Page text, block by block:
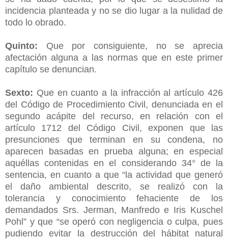
incidencia planteada y no se dio lugar a la nulidad de
todo lo obrado.
Quinto: Que por consiguiente, no se aprecia
afectación alguna a las normas que en este primer
capítulo se denuncian.
Sexto: Que en cuanto a la infracción al artículo 426
del Código de Procedimiento Civil, denunciada en el
segundo acápite del recurso, en relación con el
artículo 1712 del Código Civil, exponen que las
presunciones que terminan en su condena, no
aparecen basadas en prueba alguna; en especial
aquéllas contenidas en el considerando 34° de la
sentencia, en cuanto a que “la actividad que generó
el daño ambiental descrito, se realizó con la
tolerancia y conocimiento fehaciente de los
demandados Srs. Jerman, Manfredo e Iris Kuschel
Pohl” y que “se operó con negligencia o culpa, pues
pudiendo evitar la destrucción del hábitat natural